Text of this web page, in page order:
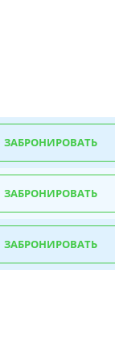
ЗАБРОНИРОВАТЬ
ЗАБРОНИРОВАТЬ
ЗАБРОНИРОВАТЬ